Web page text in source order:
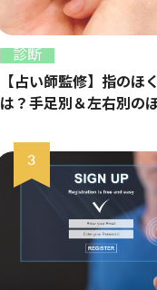
診断
【占い師監修】指のほ
は？手足別＆左右別の